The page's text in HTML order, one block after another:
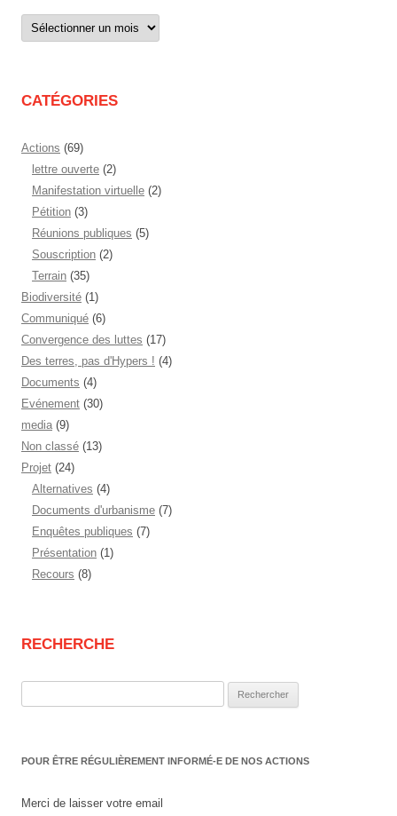
Archives
par
CATÉGORIES
Actions (69)
lettre ouverte (2)
Manifestation virtuelle (2)
Pétition (3)
Réunions publiques (5)
Souscription (2)
Terrain (35)
Biodiversité (1)
Communiqué (6)
Convergence des luttes (17)
Des terres, pas d'Hypers ! (4)
Documents (4)
Evénement (30)
media (9)
Non classé (13)
Projet (24)
Alternatives (4)
Documents d'urbanisme (7)
Enquêtes publiques (7)
Présentation (1)
Recours (8)
RECHERCHE
POUR ÊTRE RÉGULIÈREMENT INFORMÉ-E DE NOS ACTIONS
Merci de laisser votre email